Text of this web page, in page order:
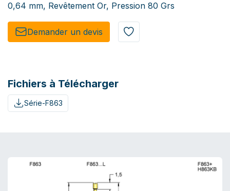
0,64 mm, Revêtement Or, Pression 80 Grs
Demander un de​​vis​​
Fichiers à Télécharger
Série-F863